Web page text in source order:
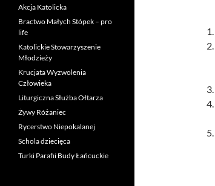
Akcja Katolicka
Bractwo Małych Stópek – pro
life
Katolickie Stowarzyszenie
Młodzieży
Krucjata Wyzwolenia
Człowieka
Liturgiczna Służba Ołtarza
Żywy Różaniec
Rycerstwo Niepokalanej
Schola dziecięca
Turki Parafii Budy Łańcuckie